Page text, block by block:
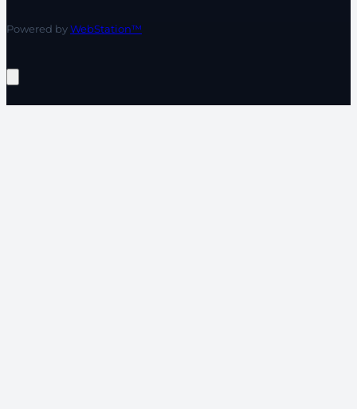
Powered byWebStation™